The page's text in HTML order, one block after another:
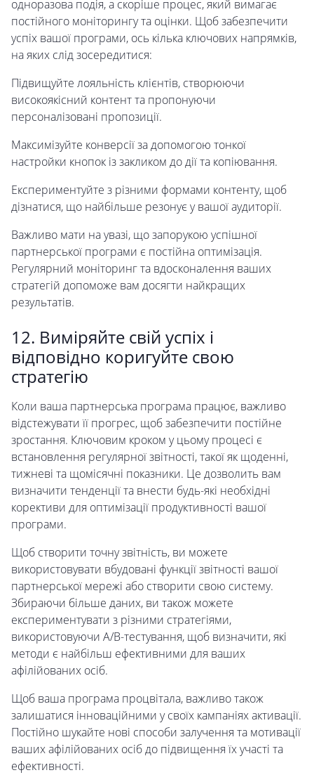
одноразова подія, а скоріше процес, який вимагає
постійного моніторингу та оцінки. Щоб забезпечити
успіх вашої програми, ось кілька ключових напрямків,
на яких слід зосередитися:
Підвищуйте лояльність клієнтів, створюючи
високоякісний контент та пропонуючи
персоналізовані пропозиції.
Максимізуйте конверсії за допомогою тонкої
настройки кнопок із закликом до дії та копіювання.
Експериментуйте з різними формами контенту, щоб
дізнатися, що найбільше резонує у вашої аудиторії.
Важливо мати на увазі, що запорукою успішної
партнерської програми є постійна оптимізація.
Регулярний моніторинг та вдосконалення ваших
стратегій допоможе вам досягти найкращих
результатів.
12. Виміряйте свій успіх і
відповідно коригуйте свою
стратегію
Коли ваша партнерська програма працює, важливо
відстежувати її прогрес, щоб забезпечити постійне
зростання. Ключовим кроком у цьому процесі є
встановлення регулярної звітності, такої як щоденні,
тижневі та щомісячні показники. Це дозволить вам
визначити тенденції та внести будь-які необхідні
корективи для оптимізації продуктивності вашої
програми.
Щоб створити точну звітність, ви можете
використовувати вбудовані функції звітності вашої
партнерської мережі або створити свою систему.
Збираючи більше даних, ви також можете
експериментувати з різними стратегіями,
використовуючи A/B-тестування, щоб визначити, які
методи є найбільш ефективними для ваших
афілійованих осіб.
Щоб ваша програма процвітала, важливо також
залишатися інноваційними у своїх кампаніях активації.
Постійно шукайте нові способи залучення та мотивації
ваших афілійованих осіб до підвищення їх участі та
ефективності.